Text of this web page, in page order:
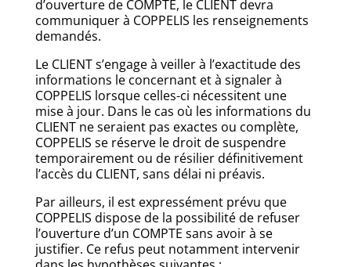
d’ouverture de COMPTE, le CLIENT devra
communiquer à COPPELIS les renseignements
demandés.
Le CLIENT s’engage à veiller à l’exactitude des
informations le concernant et à signaler à
COPPELIS lorsque celles-ci nécessitent une
mise à jour. Dans le cas où les informations du
CLIENT ne seraient pas exactes ou complète,
COPPELIS se réserve le droit de suspendre
temporairement ou de résilier définitivement
l’accès du CLIENT, sans délai ni préavis.
Par ailleurs, il est expressément prévu que
COPPELIS dispose de la possibilité de refuser
l’ouverture d’un COMPTE sans avoir à se
justifier. Ce refus peut notamment intervenir